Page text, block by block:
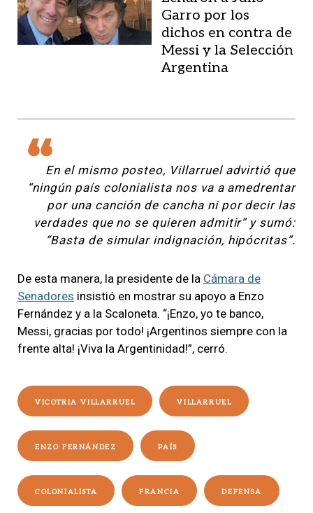
Garro por los
dichos en contra de
Messi y la Selección
Argentina
En el mismo posteo, Villarruel advirtió que
“ningún país colonialista nos va a amedrentar
por una canción de cancha ni por decir las
verdades que no se quieren admitir” y sumó:
“Basta de simular indignación, hipócritas”.
De esta manera, la presidente de la Cámara de
Senadores insistió en mostrar su apoyo a Enzo
Fernández y a la Scaloneta. “¡Enzo, yo te banco,
Messi, gracias por todo! ¡Argentinos siempre con la
frente alta! ¡Viva la Argentinidad!”, cerró.
VICOTRIA VILLARRUEL VILLARRUEL
ENZO FERNÁNDEZ PAÍS
COLONIALISTA FRANCIA DEFENSA